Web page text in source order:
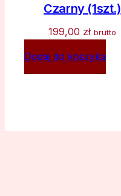
Czarny (1szt.)
199,00 zł brutto
Dodaj do koszyka